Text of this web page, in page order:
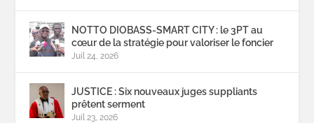
NOTTO DIOBASS-SMART CITY : le 3PT au
cœur de la stratégie pour valoriser le foncier
Juil 24, 2026
JUSTICE : Six nouveaux juges suppliants
prêtent serment
Juil 23, 2026